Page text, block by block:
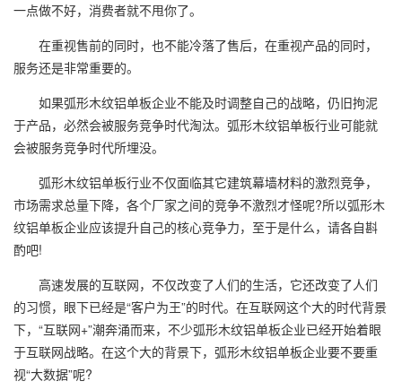
一点做不好，消费者就不甩你了。
在重视售前的同时，也不能冷落了售后，在重视产品的同时，
服务还是非常重要的。
如果弧形木纹铝单板企业不能及时调整自己的战略，仍旧拘泥
于产品，必然会被服务竞争时代淘汰。弧形木纹铝单板行业可能就
会被服务竞争时代所埋没。
弧形木纹铝单板行业不仅面临其它建筑幕墙材料的激烈竞争，
市场需求总量下降，各个厂家之间的竞争不激烈才怪呢?所以弧形木
纹铝单板企业应该提升自己的核心竞争力，至于是什么，请各自斟
酌吧!
高速发展的互联网，不仅改变了人们的生活，它还改变了人们
的习惯，眼下已经是“客户为王”的时代。在互联网这个大的时代背景
下，“互联网+”潮奔涌而来，不少弧形木纹铝单板企业已经开始着眼
于互联网战略。在这个大的背景下，弧形木纹铝单板企业要不要重
视“大数据”呢?